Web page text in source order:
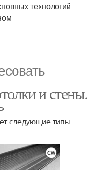
технологий
и стены.
следующие типы